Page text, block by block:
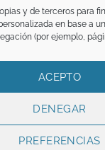
y de terceros para
en base a
(por ejemplo,
ACEPTO
DENEGAR
PREFERENCIAS
TÉRMINOS Y
FUNCI es titular de
de este sitio web, y es